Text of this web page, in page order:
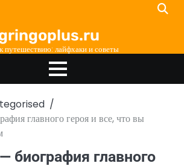
путешествию: лайфхаки и советы
главного героя и все, что вы
биография главного